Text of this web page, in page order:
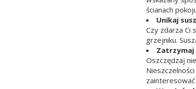
ścianach
Unikaj
Czy zdarza Ci
grzejniku.
Zatrzymaj
Oszczędzaj